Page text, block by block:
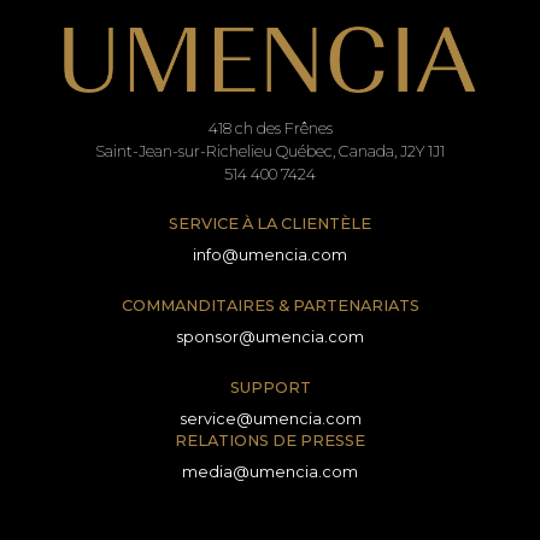
418 ch des Frênes
Saint-Jean-sur-Richelieu Québec, Canada, J2Y 1J1
514 400 7424
SERVICE À LA CLIENTÈLE
info@umencia.com
COMMANDITAIRES & PARTENARIATS
sponsor@umencia.com
SUPPORT
service@umencia.com
RELATIONS DE PRESSE
media@umencia.com